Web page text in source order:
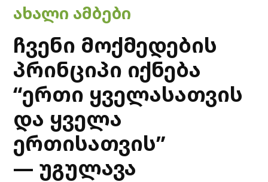
POSTED
IN
ᲐᲮᲐᲚᲘ ᲐᲛᲑᲔᲑᲘ
ჩვენი მოქმედების
პრინციპი იქნება
“ერთი ყველასათვის
და ყველა
ერთისათვის”
— უგულავა